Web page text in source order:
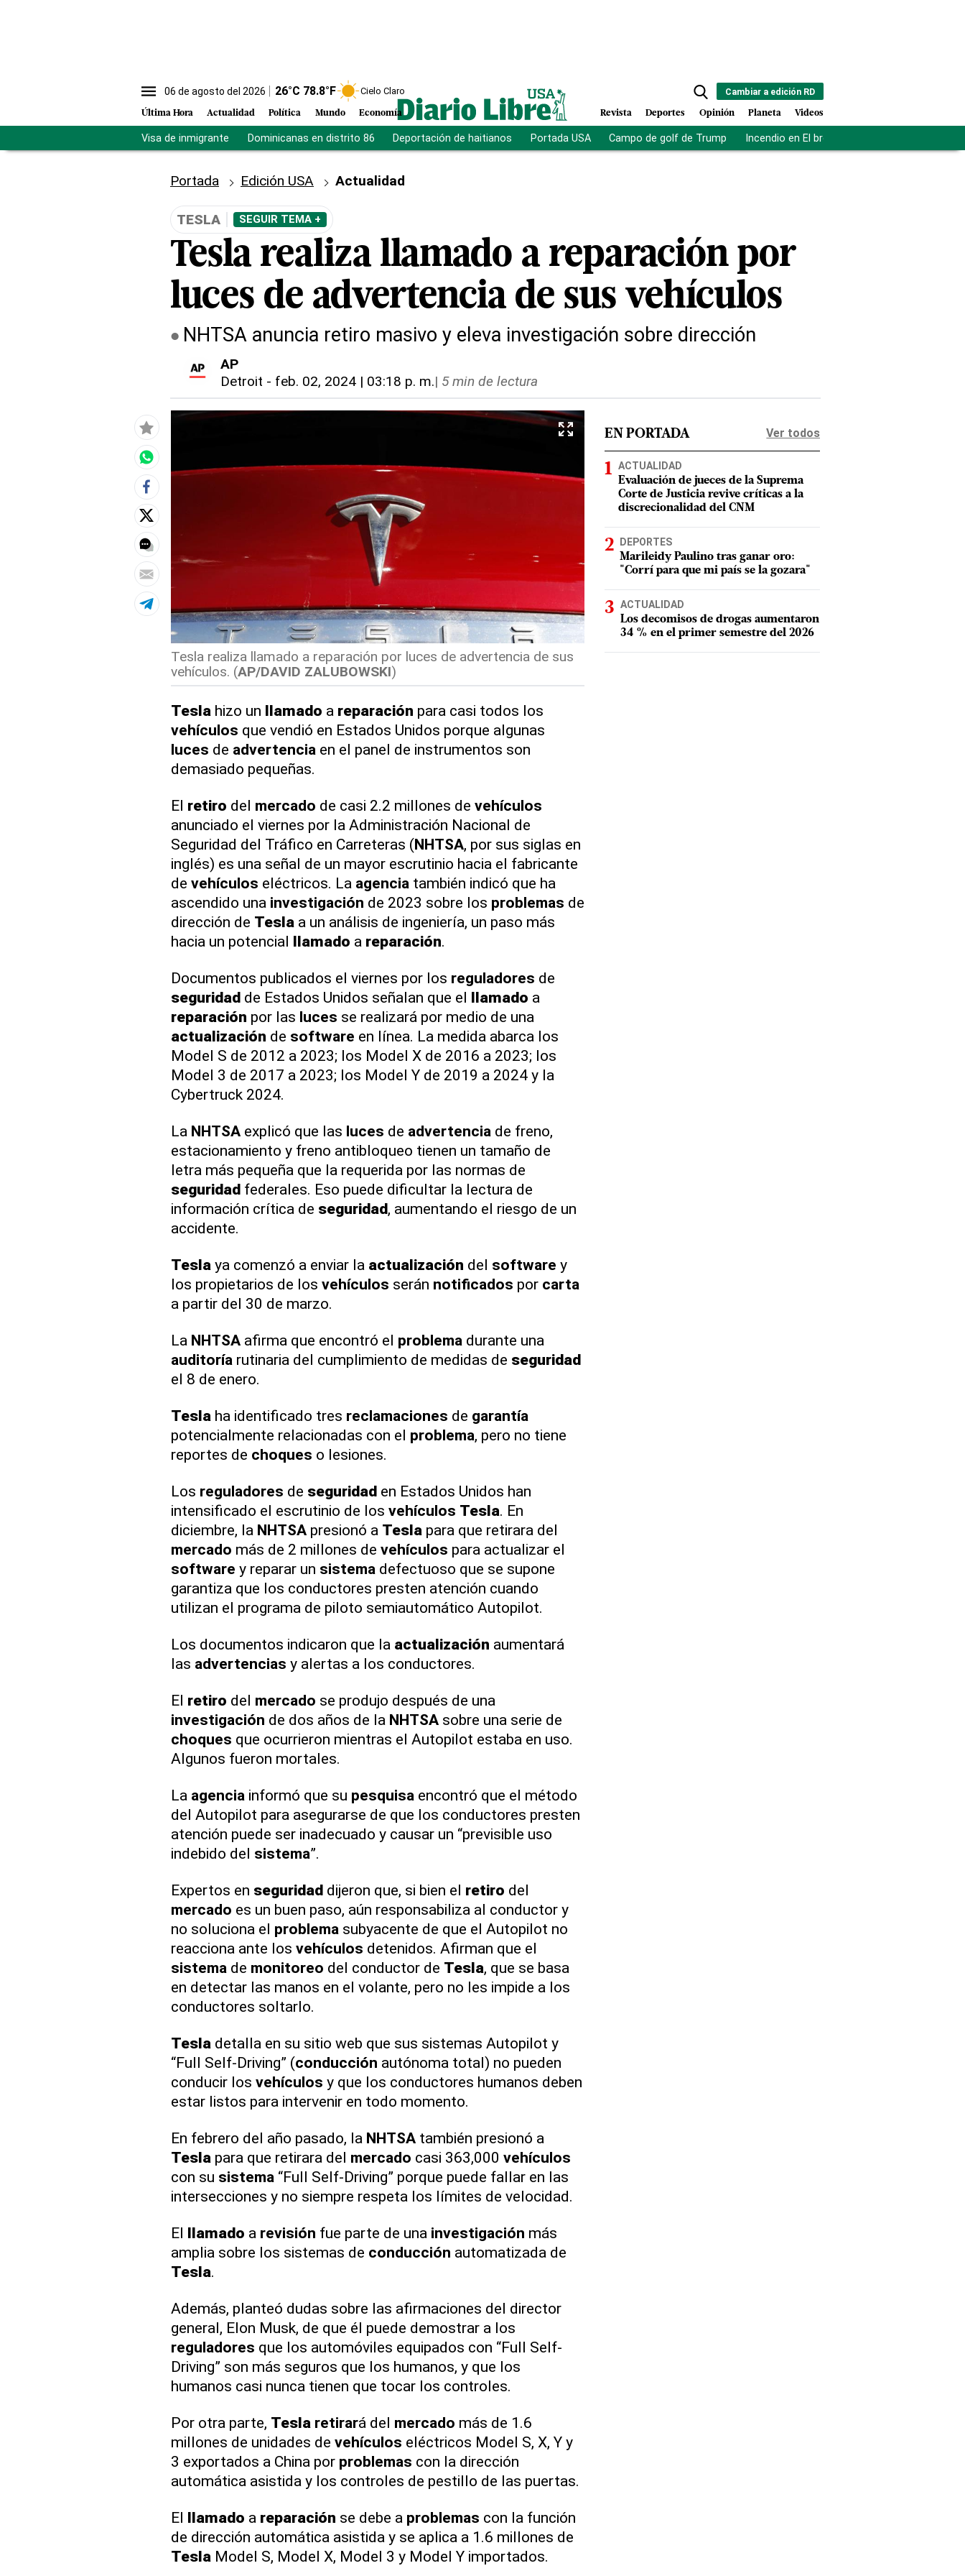
06 de agosto del 2026 26°C 78.8°F Cielo Claro
Última Hora Actualidad Política Mundo Economía
Cambiar a edición RD
Revista Deportes Opinión Planeta Videos
Visa de inmigrante Dominicanas en distrito 86 Deportación de haitianos Portada USA Campo de golf de Trump Incendio en El bronx
Portada Edición USA Actualidad
TESLA SEGUIR TEMA +
Tesla realiza llamado a reparación por
luces de advertencia de sus vehículos
NHTSA anuncia retiro masivo y eleva investigación sobre dirección
AP
Detroit - feb. 02, 2024 | 03:18 p. m.| 5 min de lectura
Tesla realiza llamado a reparación por luces de advertencia de sus
vehículos. (AP/DAVID ZALUBOWSKI)
Teslahizo un llamado a reparación para casi todos los
vehículos que vendió en Estados Unidos porque algunas
luces de advertenciaen el panel de instrumentos son
demasiado pequeñas.
El retiro del mercado de casi 2.2 millones de vehículos
anunciado el viernes por la Administración Nacional de
Seguridad del Tráfico en Carreteras (NHTSA, por sus siglas en
inglés) es una señal de un mayor escrutinio hacia el fabricante
de vehículos eléctricos. La agenciatambién indicó que ha
ascendido una investigación de 2023 sobre los problemas de
dirección de Teslaa un análisis de ingeniería, un paso más
hacia un potencial llamado a reparación.
Documentos publicados el viernes por los reguladores de
seguridadde Estados Unidos señalan que el llamado a
reparación por las luces se realizará por medio de una
actualización de software en línea. La medida abarca los
Model S de 2012 a 2023; los Model X de 2016 a 2023; los
Model 3 de 2017 a 2023; los Model Y de 2019 a 2024 y la
Cybertruck 2024.
La NHTSAexplicó que las luces de advertenciade freno,
estacionamiento y freno antibloqueo tienen un tamaño de
letra más pequeña que la requerida por las normas de
seguridadfederales. Eso puede dificultar la lectura de
información crítica de seguridad, aumentando el riesgo de un
accidente.
Teslaya comenzó a enviar la actualización del software y
los propietarios de los vehículos serán notificados por carta
a partir del 30 de marzo.
La NHTSAafirma que encontró el problemadurante una
auditoríarutinaria del cumplimiento de medidas de seguridad
el 8 de enero.
Teslaha identificado tres reclamaciones de garantía
potencialmente relacionadas con el problema, pero no tiene
reportes de choques o lesiones.
Los reguladores de seguridaden Estados Unidos han
intensificado el escrutinio de los vehículos Tesla. En
diciembre, la NHTSApresionó a Teslapara que retirara del
mercado más de 2 millones de vehículos para actualizar el
software y reparar un sistemadefectuoso que se supone
garantiza que los conductores presten atención cuando
utilizan el programa de piloto semiautomático Autopilot.
Los documentos indicaron que la actualización aumentará
las advertencias y alertas a los conductores.
El retiro del mercado se produjo después de una
investigación de dos años de la NHTSAsobre una serie de
choques que ocurrieron mientras el Autopilot estaba en uso.
Algunos fueron mortales.
La agenciainformó que su pesquisaencontró que el método
del Autopilot para asegurarse de que los conductores presten
atención puede ser inadecuado y causar un “previsible uso
indebido del sistema”.
Expertos en seguridaddijeron que, si bien el retiro del
mercado es un buen paso, aún responsabiliza al conductor y
no soluciona el problemasubyacente de que el Autopilot no
reacciona ante los vehículos detenidos. Afirman que el
sistemade monitoreo del conductor de Tesla, que se basa
en detectar las manos en el volante, pero no les impide a los
conductores soltarlo.
Tesladetalla en su sitio web que sus sistemas Autopilot y
“Full Self-Driving” (conducción autónoma total) no pueden
conducir los vehículos y que los conductores humanos deben
estar listos para intervenir en todo momento.
En febrero del año pasado, la NHTSAtambién presionó a
Teslapara que retirara del mercado casi 363,000 vehículos
con su sistema“Full Self-Driving” porque puede fallar en las
intersecciones y no siempre respeta los límites de velocidad.
El llamado a revisión fue parte de una investigación más
amplia sobre los sistemas de conducción automatizada de
Tesla.
Además, planteó dudas sobre las afirmaciones del director
general, Elon Musk, de que él puede demostrar a los
reguladores que los automóviles equipados con “Full Self-
Driving” son más seguros que los humanos, y que los
humanos casi nunca tienen que tocar los controles.
Por otra parte, Tesla retirará del mercado más de 1.6
millones de unidades de vehículos eléctricos Model S, X, Y y
3 exportados a China por problemas con la dirección
automática asistida y los controles de pestillo de las puertas.
El llamado a reparación se debe a problemas con la función
de dirección automática asistida y se aplica a 1.6 millones de
TeslaModel S, Model X, Model 3 y Model Y importados.
EN PORTADA Ver todos
ACTUALIDAD
Evaluación de jueces de la Suprema
Corte de Justicia revive críticas a la
discrecionalidad del CNM
DEPORTES
Marileidy Paulino tras ganar oro:
"Corrí para que mi país se la gozara"
ACTUALIDAD
Los decomisos de drogas aumentaron
34 % en el primer semestre del 2026